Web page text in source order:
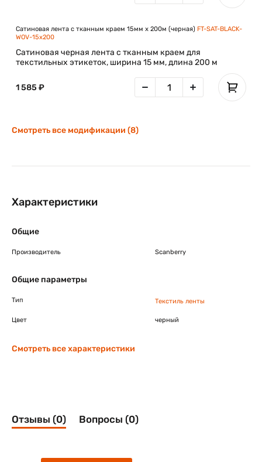
Сатиновая лента с тканным краем 15мм х 200м (черная) FT-SAT-BLACK-
WOV-15x200
Сатиновая черная лента с тканным краем для
текстильных этикеток, ширина 15 мм, длина 200 м
1 585 ₽
Смотреть все модификации (8)
Характеристики
Общие
Производитель Scanberry
Общие параметры
Тип Текстиль ленты
Цвет черный
Смотреть все характеристики
Отзывы (0) Вопросы (0)